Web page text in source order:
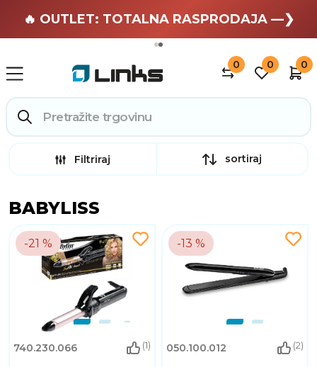
🏄 Zaslužuješ odmor —❯
🔥 OUTLET: TOTALNA RASPRODAJA —❯
0 0 0
Filtriraj sortiraj
BABYLISS
-21 %
740.230.066 (1)
-13 %
050.100.012 (2)